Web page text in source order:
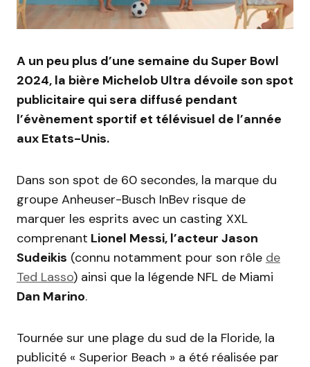
A un peu plus d’une semaine du Super Bowl
2024, la bière Michelob Ultra dévoile son spot
publicitaire qui sera diffusé pendant
l’évènement sportif et télévisuel de l’année
aux Etats-Unis.
Dans son spot de 60 secondes, la marque du
groupe Anheuser-Busch InBev risque de
marquer les esprits avec un casting XXL
comprenant Lionel Messi, l’acteur Jason
Sudeikis (connu notamment pour son rôle de
Ted Lasso) ainsi que la légende NFL de Miami
Dan Marino.
Tournée sur une plage du sud de la Floride, la
publicité « Superior Beach » a été réalisée par